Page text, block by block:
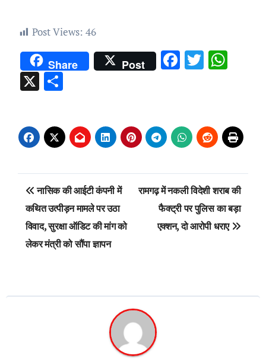
Post Views: 46
Share Post Facebook
Twitter
X Share
Post
navigation
नासिक की आईटी कंपनी में
कथित उत्पीड़न मामले पर उठा
विवाद, सुरक्षा ऑडिट की मांग को
लेकर मंत्री को सौंपा ज्ञापन
रामगढ़ में नकली विदेशी शराब की
फैक्ट्री पर पुलिस का बड़ा
एक्शन, दो आरोपी धराए